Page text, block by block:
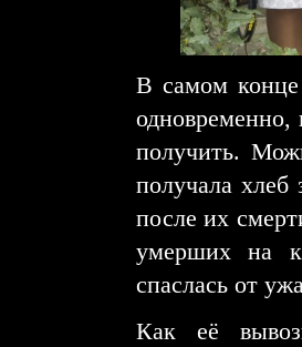
В самом конце
одновременно,
получить.
получала
после их
умерших на
спаслась от
Как её